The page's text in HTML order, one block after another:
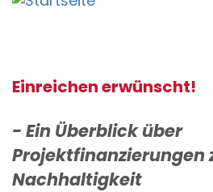
Direkt
Einreichen erwünscht!
- Ein Überblick über
Projektfinanzierungen
Nachhaltigkeit